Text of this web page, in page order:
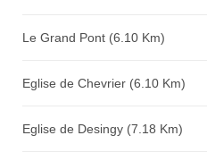
Le Grand Pont (6.10 Km)
Eglise de Chevrier (6.10 Km)
Eglise de Desingy (7.18 Km)